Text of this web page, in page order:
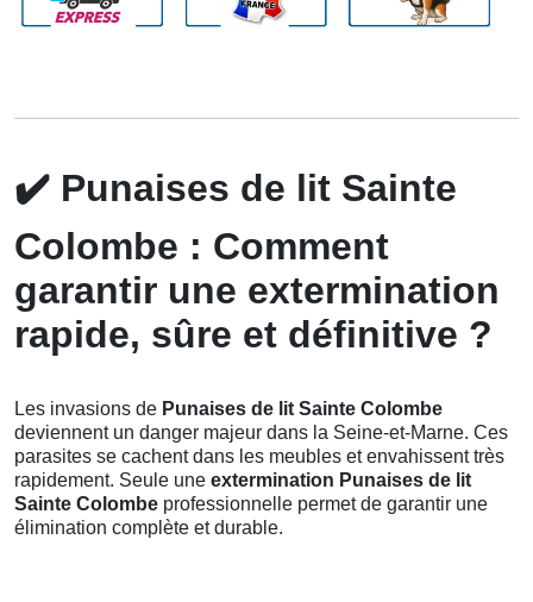
✔️ Punaises de lit Sainte
Colombe : Comment
garantir une extermination
rapide, sûre et définitive ?
Les invasions de Punaises de lit Sainte Colombe
deviennent un danger majeur dans la Seine-et-Marne. Ces
parasites se cachent dans les meubles et envahissent très
rapidement. Seule une extermination Punaises de lit
Sainte Colombe professionnelle permet de garantir une
élimination complète et durable.